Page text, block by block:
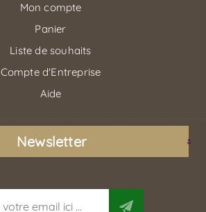
Mon compte
Panier
Liste de souhaits
Compte d'Entreprise
Aide
Newsletter